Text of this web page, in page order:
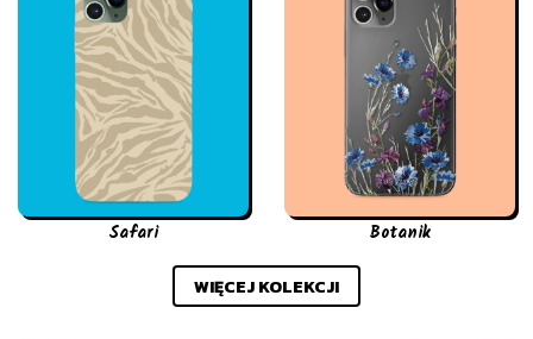
Safari Botanik
WIĘCEJ KOLEKCJI